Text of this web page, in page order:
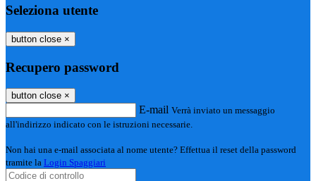
Seleziona utente
button close ×
Recupero password
button close ×
E-mail Verrà inviato un messaggio
all'indirizzo indicato con le istruzioni necessarie.
Non hai una e-mail associata al nome utente? Effettua il reset della password
tramite la Login Spaggiari